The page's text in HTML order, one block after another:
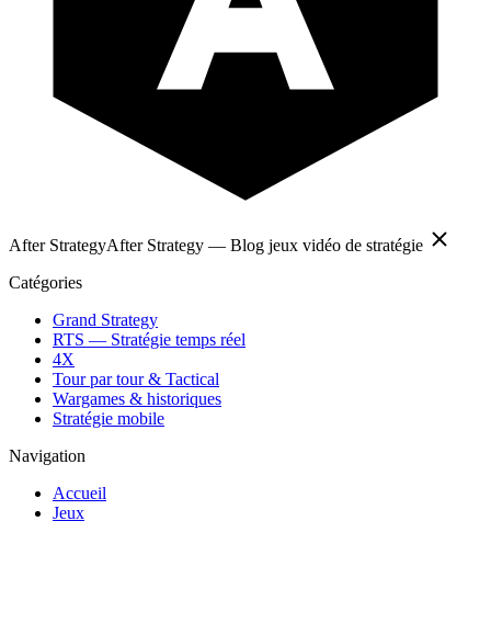
After StrategyAfter Strategy — Blog jeux vidéo de stratégie
Catégories
Grand Strategy
RTS — Stratégie temps réel
4X
Tour par tour & Tactical
Wargames & historiques
Stratégie mobile
Navigation
Accueil
Jeux